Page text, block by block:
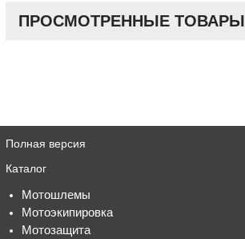
ПРОСМОТРЕННЫЕ ТОВАРЫ
Полная версия
Каталог
Мотошлемы
Мотоэкипировка
Мотозащита